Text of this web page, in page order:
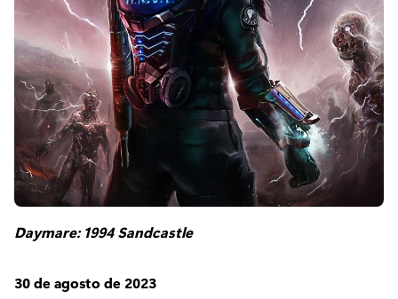
Daymare: 1994 Sandcastle
30 de agosto de 2023